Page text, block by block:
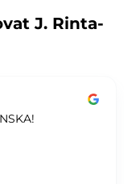
J. Rinta-